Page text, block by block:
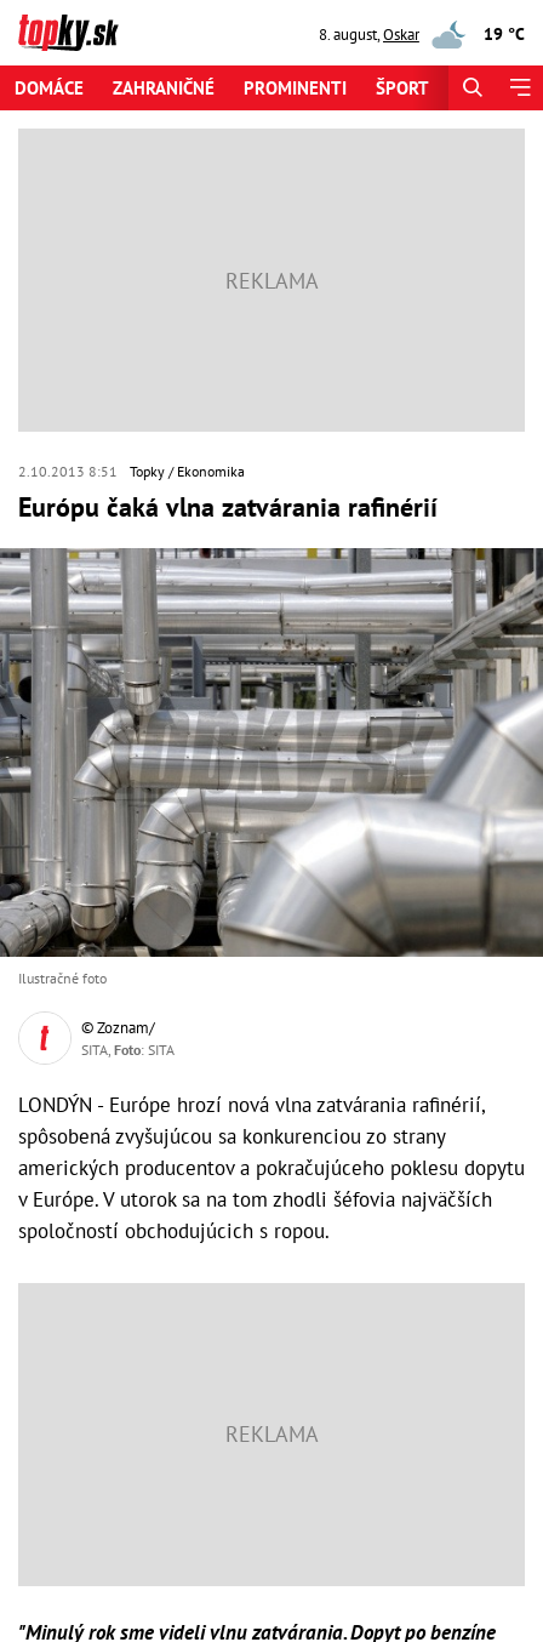
8. august,Oskar 19 °C
DOMÁCE ZAHRANIČNÉ PROMINENTI ŠPORT
2.10.2013 8:51 Topky Ekonomika
Európu čaká vlna zatvárania rafinérií
Ilustračné foto
© Zoznam/
SITA, Foto: SITA
LONDÝN - Európe hrozí nová vlna zatvárania rafinérií,
spôsobená zvyšujúcou sa konkurenciou zo strany
amerických producentov a pokračujúceho poklesu dopytu
v Európe. V utorok sa na tom zhodli šéfovia najväčších
spoločností obchodujúcich s ropou.
"Minulý rok sme videli vlnu zatvárania. Dopyt po benzíne